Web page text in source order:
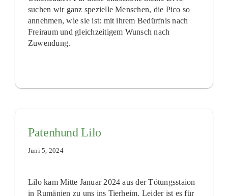
suchen wir ganz spezielle Menschen, die Pico so
annehmen, wie sie ist: mit ihrem Bedürfnis nach
Freiraum und gleichzeitigem Wunsch nach
Zuwendung.
Patenhund Lilo
Juni 5, 2024
Lilo kam Mitte Januar 2024 aus der Tötungsstaion
in Rumänien zu uns ins Tierheim. Leider ist es für